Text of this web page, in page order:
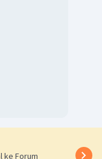
ke Forum